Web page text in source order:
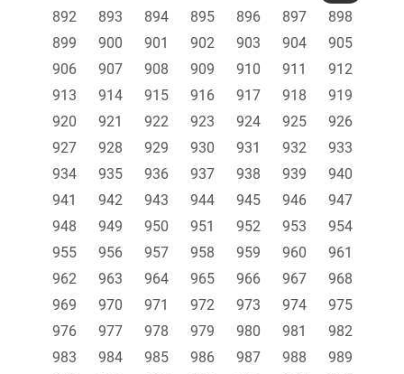
892
893 894 895 896 897
898
899
900 901 902 903 904
905
906
907 908 909 910 911
912
913
914 915 916 917 918
919
920
921 922 923 924 925
926
927
928 929 930 931 932
933
934
935 936 937 938 939
940
941
942 943 944 945 946
947
948
949 950 951 952 953
954
955
956 957 958 959 960
961
962
963 964 965 966 967
968
969
970 971 972 973 974
975
976
977 978 979 980 981
982
983
984 985 986 987 988
989